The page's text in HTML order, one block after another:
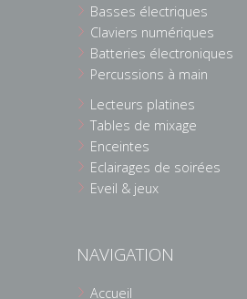
Basses électriques
Claviers numériques
Batteries électroniques
Percussions à main
Lecteurs platines
Tables de mixage
Enceintes
Eclairages de soirées
Eveil & jeux
NAVIGATION
Accueil